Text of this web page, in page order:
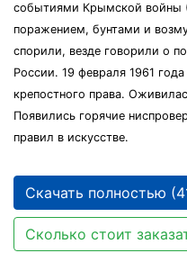
событиями Крымской войны
поражением, бунтами и
спорили, везде говорили о
России. 19 февраля 1961
крепостного права.
Появились горячие
правил в искусстве.
Скачать полностью
Сколько стоит